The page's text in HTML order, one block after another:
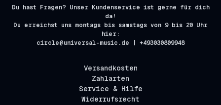
Du hast Fragen? Unser Kundenservice ist gerne für dich
da!
Du erreichst uns montags bis samstags von 9 bis 20 Uhr
hier:
circle@universal-music.de | +493030809948
Versandkosten
Zahlarten
Service & Hilfe
Widerrufsrecht